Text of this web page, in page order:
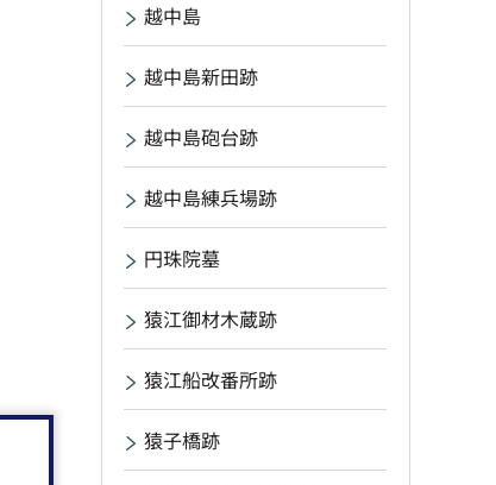
越中島
越中島新田跡
越中島砲台跡
越中島練兵場跡
円珠院墓
猿江御材木蔵跡
猿江船改番所跡
猿子橋跡